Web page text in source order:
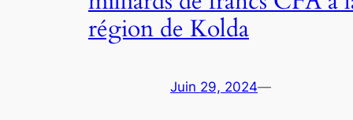
région de Kolda
Juin 29, 2024—